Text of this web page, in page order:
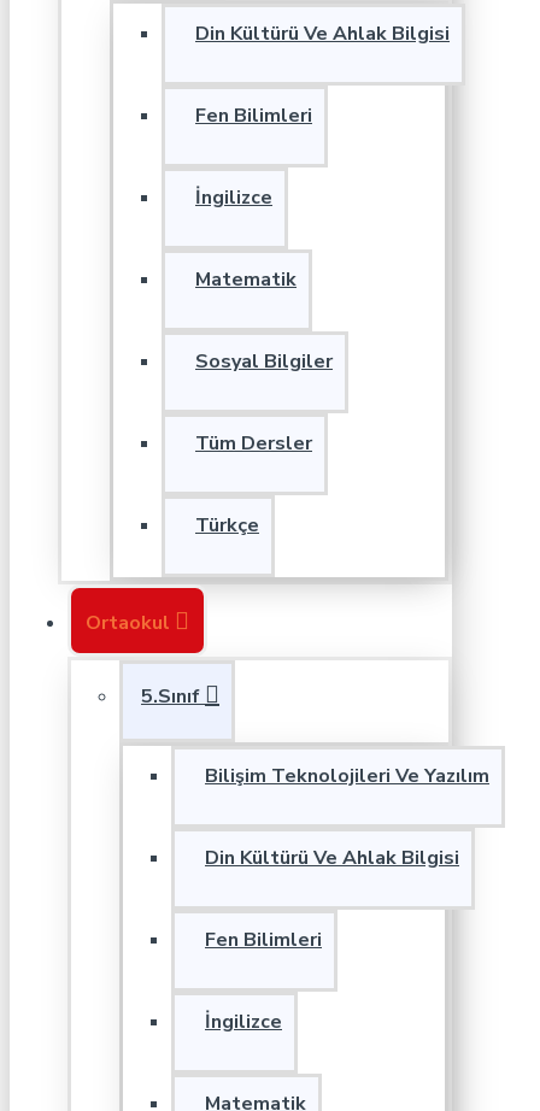
Din Kültürü Ve Ahlak Bilgisi
Fen Bilimleri
İngilizce
Matematik
Sosyal Bilgiler
Tüm Dersler
Türkçe
Ortaokul
5.Sınıf
Bilişim Teknolojileri Ve Yazılım
Din Kültürü Ve Ahlak Bilgisi
Fen Bilimleri
İngilizce
Matematik